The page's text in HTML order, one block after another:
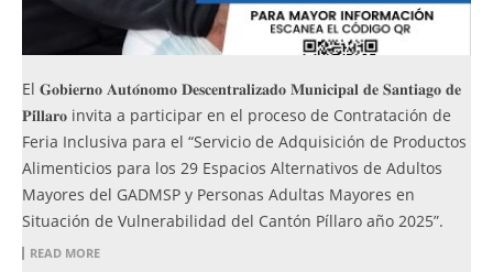
El 𝐆𝐨𝐛𝐢𝐞𝐫𝐧𝐨 𝐀𝐮𝐭𝐨́𝐧𝐨𝐦𝐨 𝐃𝐞𝐬𝐜𝐞𝐧𝐭𝐫𝐚𝐥𝐢𝐳𝐚𝐝𝐨 𝐌𝐮𝐧𝐢𝐜𝐢𝐩𝐚𝐥 𝐝𝐞 𝐒𝐚𝐧𝐭𝐢𝐚𝐠𝐨 𝐝𝐞
𝐏𝐢́𝐥𝐥𝐚𝐫𝐨 invita a participar en el proceso de Contratación de
Feria Inclusiva para el “Servicio de Adquisición de Productos
Alimenticios para los 29 Espacios Alternativos de Adultos
Mayores del GADMSP y Personas Adultas Mayores en
Situación de Vulnerabilidad del Cantón Píllaro año 2025”.
READ MORE